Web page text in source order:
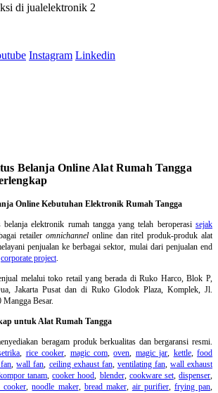
Instagram Linkedin
Belanja Online Alat Rumah Tangga
Online Kebutuhan Elektronik Rumah Tangga
belanja elektronik rumah tanggayang telah beroperasisejak
retaileromnichannel online dan ritel produk-produk alat
penjualan ke berbagai sektor, mulai dari penjualan end
corporate project.
melalui toko retail yang berada di Ruko Harco, Blok P,
Jakarta Pusat dan di Ruko Glodok Plaza, Komplek, Jl.
Besar.
untuk Alat Rumah Tangga
beragam produk berkualitas dan bergaransi resmi.
, rice cooker, magic com,oven, magic jar, kettle,food
,wall fan, ceiling exhaust fan, ventilating fan, wall exhaust
tanam,cooker hood, blender, cookware set,dispenser,
cooker,noodle maker, bread maker, air purifier, frying pan,